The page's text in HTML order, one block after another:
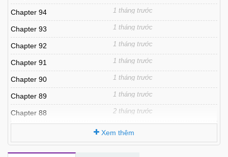
Chapter 94 1 tháng trước
Chapter 93 1 tháng trước
Chapter 92 1 tháng trước
Chapter 91 1 tháng trước
Chapter 90 1 tháng trước
Chapter 89 1 tháng trước
Chapter 88 2 tháng trước
Chapter 86 3 tháng trước
Xem thêm